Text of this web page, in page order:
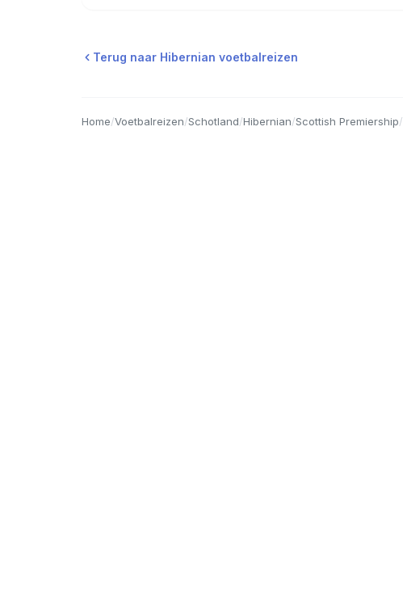
Terug naar Hibernian voetbalreizen
Home/Voetbalreizen/Schotland/Hibernian/Scottish Premiership/